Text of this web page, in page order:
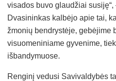
visados buvo glaudžiai susiję“,
Dvasininkas kalbėjo apie tai,
žmonių bendrystėje, gebėjime
visuomeniniame gyvenime,
išbandymuose.
Renginį vedusi Savivaldybės